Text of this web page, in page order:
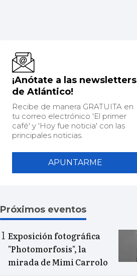
¡Anótate a las newsletters
de Atlántico!
Recibe de manera GRATUITA en
tu correo electrónico 'El primer
café' y 'Hoy fue noticia' con las
principales noticias.
APUNTARME
Próximos eventos
Exposición fotográfica
"Photomorfosis", la
mirada de Mimi Carrolo